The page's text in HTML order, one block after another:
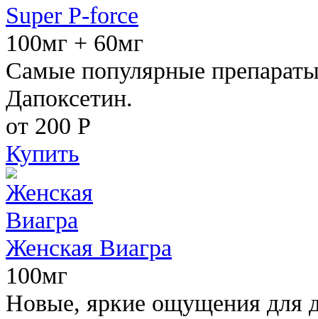
Super P-force
100мг + 60мг
Самые популярные
Дапоксетин.
от 200 Р
Купить
Женская Виагра
100мг
Новые, яркие ощущения для